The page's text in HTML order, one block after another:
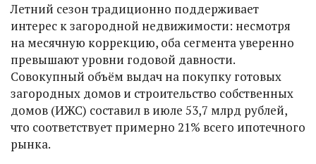
Летний сезон традиционно поддерживает
интерес к загородной недвижимости: несмотря
на месячную коррекцию, оба сегмента уверенно
превышают уровни годовой давности.
Совокупный объём выдач на покупку готовых
загородных домов и строительство собственных
домов (ИЖС) составил в июле 53,7 млрд рублей,
что соответствует примерно 21% всего ипотечного
рынка.